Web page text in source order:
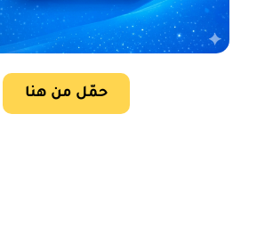
حمّل من هنا